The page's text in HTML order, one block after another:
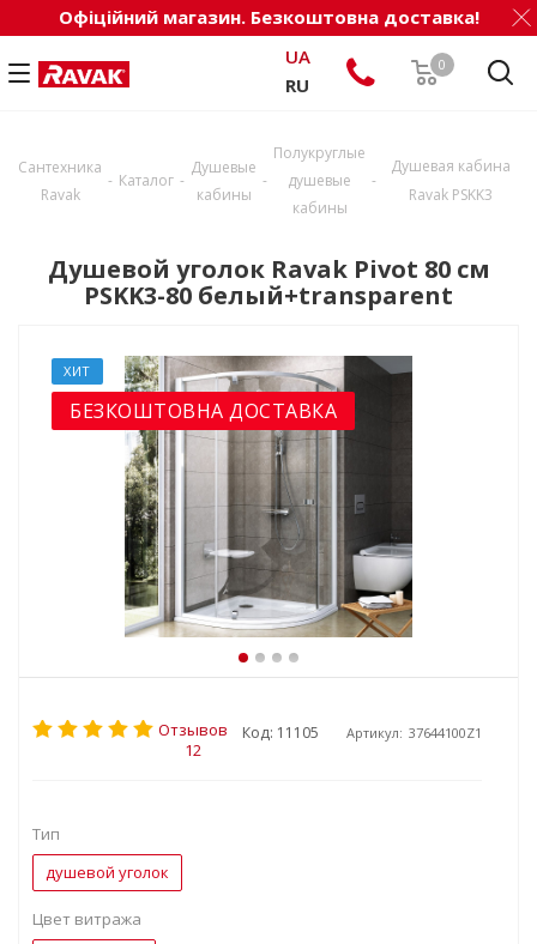
Офіційний магазин. Безкоштовна доставка!
0
UA
RU
Сантехника
Ravak
- Каталог -
Душевые
кабины
-
Полукруглые
душевые
кабины
-
Душевая кабина
Ravak PSKK3
Душевой уголок Ravak Pivot 80 см
PSKK3-80 белый+transparent
ХИТ
БЕЗКОШТОВНА ДОСТАВКА
Отзывов
12
Код: 11105 Артикул: 37644100Z1
Тип
душевой уголок
Цвет витража